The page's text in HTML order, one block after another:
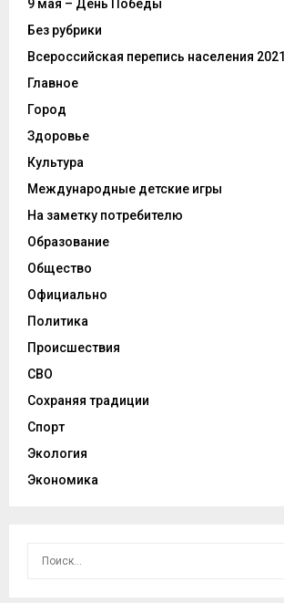
9 мая – День Победы
Без рубрики
Всероссийская перепись населения 2021
Главное
Город
Здоровье
Культура
Международные детские игры
На заметку потребителю
Образование
Общество
Официально
Политика
Происшествия
СВО
Сохраняя традиции
Спорт
Экология
Экономика